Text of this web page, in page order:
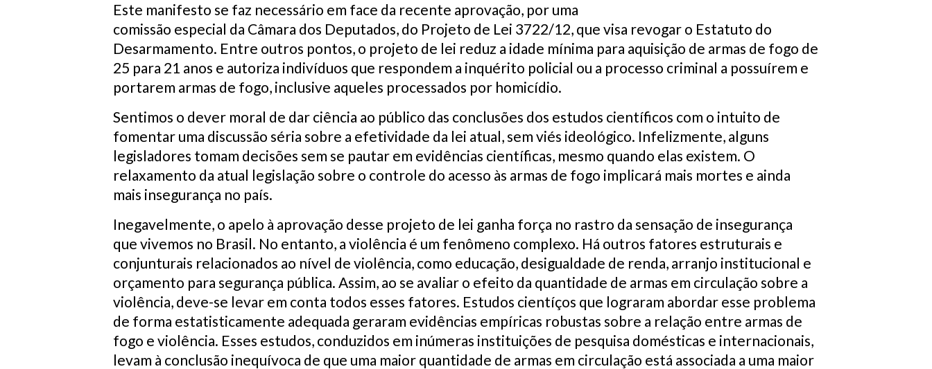
Este manifesto se faz necessário em face da recente aprovação, por uma
comissão especial da Câmara dos Deputados, do Projeto de Lei 3722/12, que visa revogar o Estatuto do
Desarmamento. Entre outros pontos, o projeto de lei reduz a idade mínima para aquisição de armas de fogo de
25 para 21 anos e autoriza indivíduos que respondem a inquérito policial ou a processo criminal a possuírem e
portarem armas de fogo, inclusive aqueles processados por homicídio.
Sentimos o dever moral de dar ciência ao público das conclusões dos estudos científicos com o intuito de
fomentar uma discussão séria sobre a efetividade da lei atual, sem viés ideológico. Infelizmente, alguns
legisladores tomam decisões sem se pautar em evidências científicas, mesmo quando elas existem. O
relaxamento da atual legislação sobre o controle do acesso às armas de fogo implicará mais mortes e ainda
mais insegurança no país.
Inegavelmente, o apelo à aprovação desse projeto de lei ganha força no rastro da sensação de insegurança
que vivemos no Brasil. No entanto, a violência é um fenômeno complexo. Há outros fatores estruturais e
conjunturais relacionados ao nível de violência, como educação, desigualdade de renda, arranjo institucional e
orçamento para segurança pública. Assim, ao se avaliar o efeito da quantidade de armas em circulação sobre a
violência, deve-se levar em conta todos esses fatores. Estudos cientíços que lograram abordar esse problema
de forma estatisticamente adequada geraram evidências empíricas robustas sobre a relação entre armas de
fogo e violência. Esses estudos, conduzidos em inúmeras instituições de pesquisa domésticas e internacionais,
levam à conclusão inequívoca de que uma maior quantidade de armas em circulação está associada a uma maior